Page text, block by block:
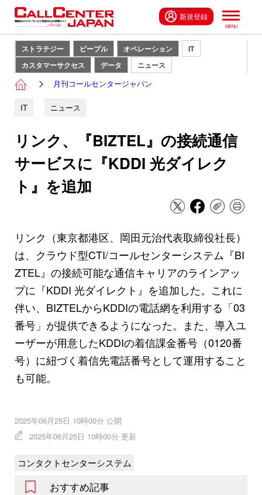
新規登録
ストラテジー ピープル オペレーション
IT
カスタマーサクセス
データ ニュース
月刊コールセンタージャパン
IT ニュース
リンク、『BIZTEL』の接続通信
サービスに『KDDI 光ダイレク
ト』を追加
リンク（東京都港区、岡田元治代表取締役社長）
は、クラウド型CTI/コールセンターシステム『BI
ZTEL』の接続可能な通信キャリアのラインアッ
プに『KDDI 光ダイレクト』を追加した。これに
伴い、BIZTELからKDDIの電話網を利用する「03
番号」が提供できるようになった。また、導入ユ
ーザーが用意したKDDIの着信課金番号（0120番
号）に紐づく着信先電話番号として運用すること
も可能。
2025年06月25日 10時00分 公開
2025年06月25日 10時00分 更新
コンタクトセンターシステム
おすすめ記事